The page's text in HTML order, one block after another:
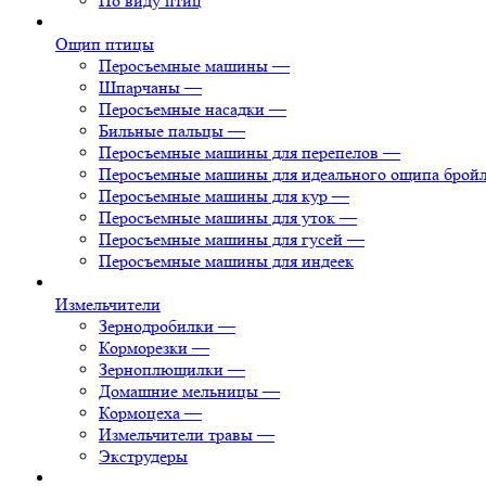
Ощип птицы
Перосъемные машины —
Шпарчаны —
Перосъемные насадки —
Бильные пальцы —
Перосъемные машины для перепелов —
Перосъемные машины для идеального ощипа
Перосъемные машины для кур —
Перосъемные машины для уток —
Перосъемные машины для гусей —
Перосъемные машины для индеек
Измельчители
Зернодробилки —
Корморезки —
Зерноплющилки —
Домашние мельницы —
Кормоцеха —
Измельчители травы —
Экструдеры